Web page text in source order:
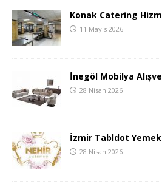
Konak Catering
11 Mayıs 2026
İnegöl Mobilya
28 Nisan 2026
İzmir Tabldot Yemek
28 Nisan 2026